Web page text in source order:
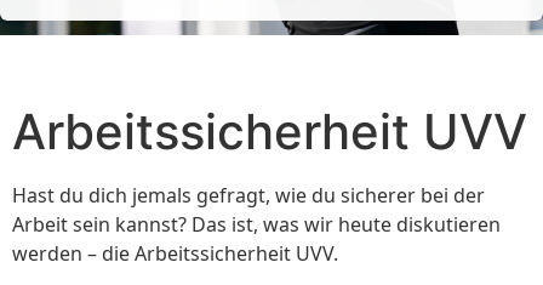
Arbeitssicherheit UVV
Hast du dich jemals gefragt, wie du sicherer bei der
Arbeit sein kannst? Das ist, was wir heute diskutieren
werden – die Arbeitssicherheit UVV.